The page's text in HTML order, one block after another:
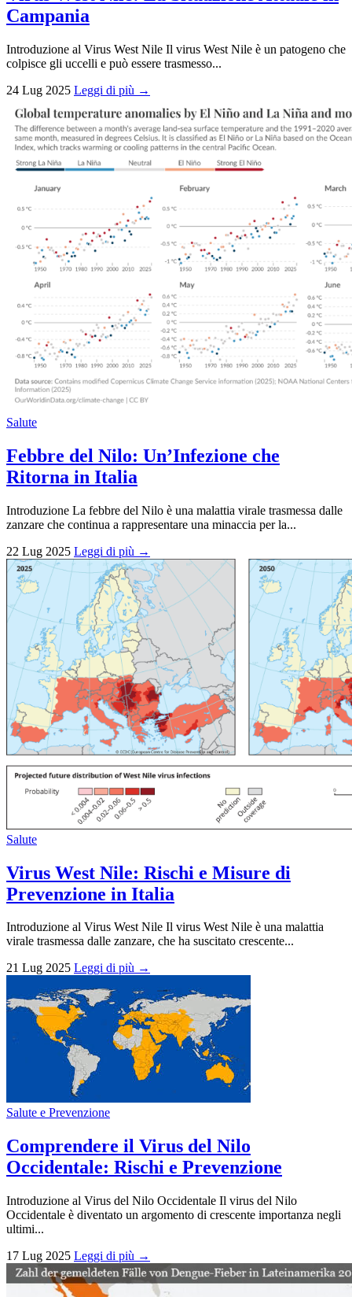
Campania
Introduzione al Virus West Nile Il virus West Nile è un patogeno che
colpisce gli uccelli e può essere trasmesso...
24 Lug 2025 Leggi di più →
Salute
Febbre del Nilo: Un’Infezione che
Ritorna in Italia
Introduzione La febbre del Nilo è una malattia virale trasmessa dalle
zanzare che continua a rappresentare una minaccia per la...
22 Lug 2025 Leggi di più →
Salute
Virus West Nile: Rischi e Misure di
Prevenzione in Italia
Introduzione al Virus West Nile Il virus West Nile è una malattia
virale trasmessa dalle zanzare, che ha suscitato crescente...
21 Lug 2025 Leggi di più →
Salute e Prevenzione
Comprendere il Virus del Nilo
Occidentale: Rischi e Prevenzione
Introduzione al Virus del Nilo Occidentale Il virus del Nilo
Occidentale è diventato un argomento di crescente importanza negli
ultimi...
17 Lug 2025 Leggi di più →